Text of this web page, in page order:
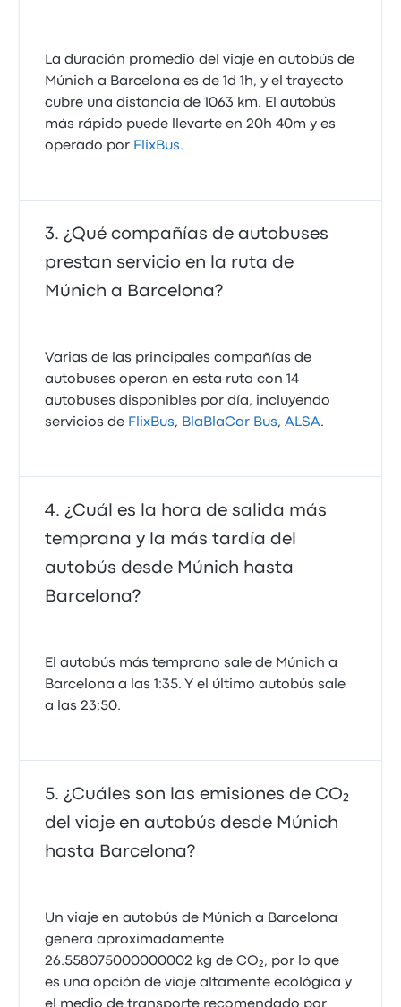
La duración promedio del viaje en autobús de
Múnich a Barcelona es de 1d 1h, y el trayecto
cubre una distancia de 1063 km. El autobús
más rápido puede llevarte en 20h 40m y es
operado por FlixBus.
¿Qué compañías de autobuses
prestan servicio en la ruta de
Múnich a Barcelona?
Varias de las principales compañías de
autobuses operan en esta ruta con 14
autobuses disponibles por día, incluyendo
servicios de FlixBus, BlaBlaCar Bus,ALSA.
¿Cuál es la hora de salida más
temprana y la más tardía del
autobús desde Múnich hasta
Barcelona?
El autobús más temprano sale de Múnich a
Barcelona a las 1:35. Y el último autobús sale
a las 23:50.
¿Cuáles son las emisiones de CO₂
del viaje en autobús desde Múnich
hasta Barcelona?
Un viaje en autobús de Múnich a Barcelona
genera aproximadamente
26.558075000000002 kg de CO₂, por lo que
es una opción de viaje altamente ecológica y
el medio de transporte recomendado por